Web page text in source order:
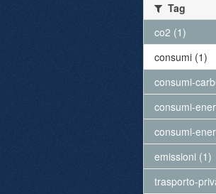
Tag
co2 (1)
consumi (1)
consumi-
consumi-
consumi-
emissioni (1)
trasporto-